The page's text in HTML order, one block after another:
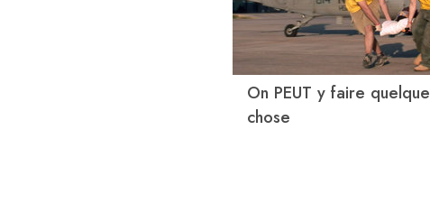
On PEUT y faire quelque
chose